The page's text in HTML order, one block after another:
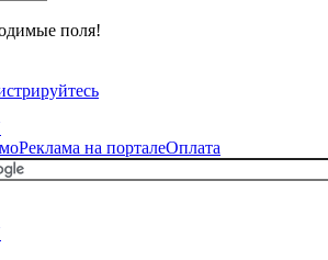
поля!
Реклама на порталеОплата